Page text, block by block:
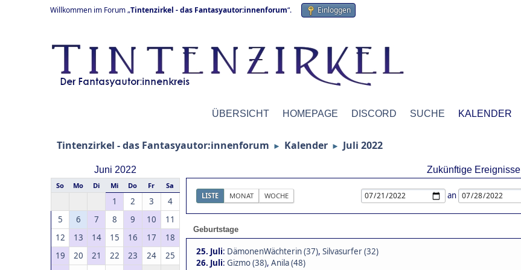
Willkommen im Forum „Tintenzirkel - das Fantasyautor:innenforum“. Einloggen
ÜBERSICHT HOMEPAGE DISCORD SUCHE KALENDER
Tintenzirkel - das Fantasyautor:innenforum ► Kalender ► Juli 2022
Juni 2022
So Mo Di Mi Do Fr Sa
1 2 3
4
5
6 7 8 9 10
11
12
13 14 15 16 17
18
19
20 21 22 23 24
25
Zukünftige Ereignisse
LISTE MONAT WOCHE an
Geburtstage
25. Juli: DämonenWächterin (37), Silvasurfer (32)
26. Juli: Gizmo (38), Anila (48)